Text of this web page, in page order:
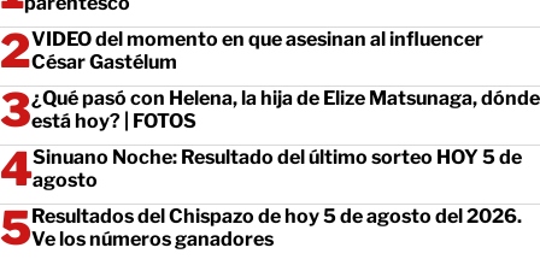
VIDEO del momento en que asesinan al influencer
César Gastélum
¿Qué pasó con Helena, la hija de Elize Matsunaga, dónde
está hoy? | FOTOS
Sinuano Noche: Resultado del último sorteo HOY 5 de
agosto
Resultados del Chispazo de hoy 5 de agosto del 2026.
Ve los números ganadores